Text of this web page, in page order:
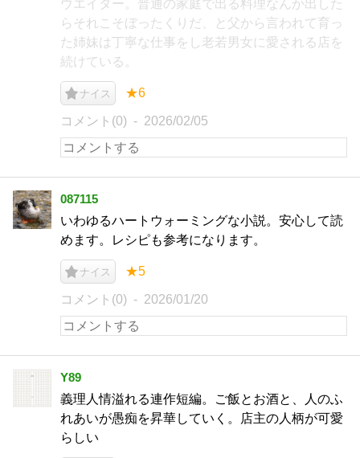
ウエイター。普通の家庭で出る料理なんか出した
らそれこそぼったくりだ、と父から言われて育っ
た姉妹は丁寧な仕事をし老若男女に愛される店を
続けている。
ナイス ★6
コメント(0) 2026/02/05
087115
いわゆるハートウォーミングな小説。安心して読
めます。レシピも参考になります。
ナイス ★5
コメント(0) 2026/01/20
Y89
義理人情溢れる連作短編。ご飯とお酒と、人のふ
れあいが愚痴を昇華していく。店主の人柄が可愛
らしい